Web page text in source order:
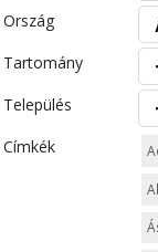
Ország
Tartomány
Település
Címkék